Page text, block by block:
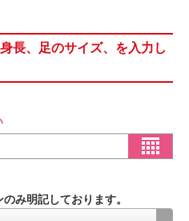
長、足のサイズ、を入力し
み明記しております。